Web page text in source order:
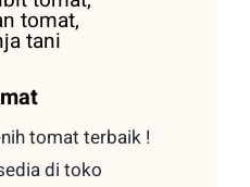
tomat terbaik !
di toko